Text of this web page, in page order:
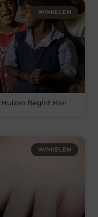
WINKELEN
Begint Hier
WINKELEN